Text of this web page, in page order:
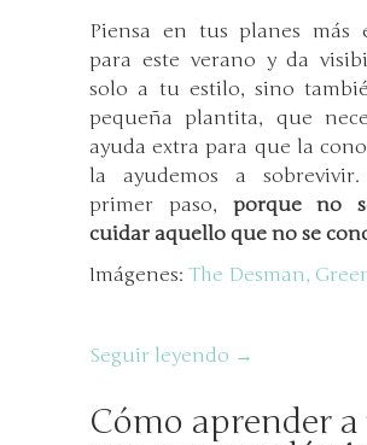
Piensa en tus planes más
para este verano y da
solo a tu estilo, sino
pequeña plantita, que
ayuda extra para que la
la ayudemos a
primer paso, porque no
cuidar aquello que no se
Imágenes: The Desman,
Seguir leyendo →
Cómo aprender